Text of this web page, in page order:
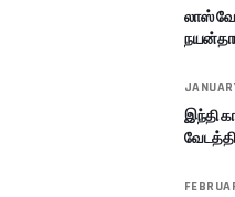
லாஸ்
இந்தி